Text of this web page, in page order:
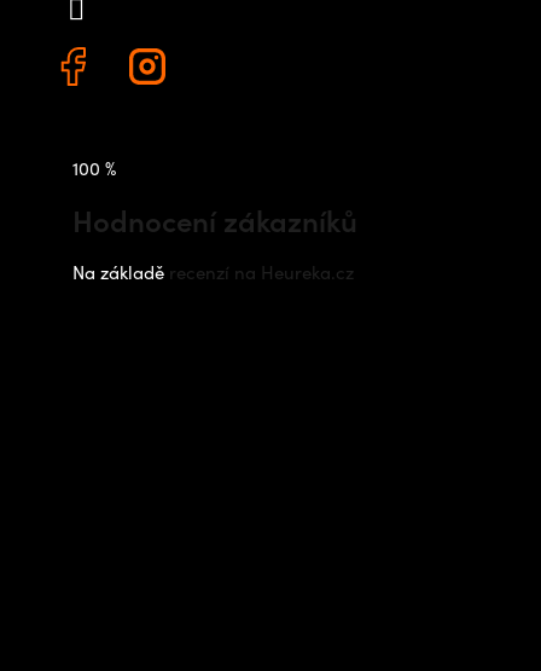
100 %
Hodnocení zákazníků
Na základě recenzí na Heureka.cz